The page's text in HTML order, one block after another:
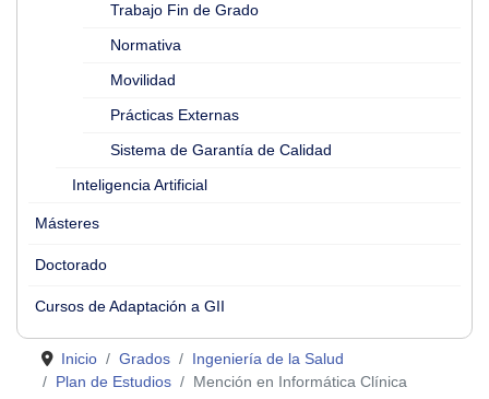
Trabajo Fin de Grado
Normativa
Movilidad
Prácticas Externas
Sistema de Garantía de Calidad
Inteligencia Artificial
Másteres
Doctorado
Cursos de Adaptación a GII
Inicio Grados
Ingeniería de la Salud
Plan de Estudios
Mención en Informática Clínica